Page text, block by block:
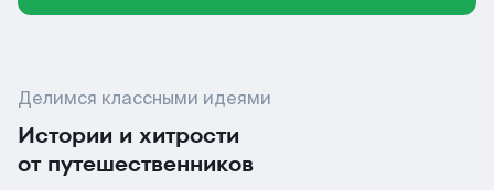
Делимся классными идеями
Истории и хитрости
от путешественников